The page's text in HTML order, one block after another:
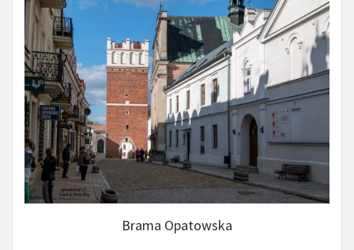
Brama Opatowska